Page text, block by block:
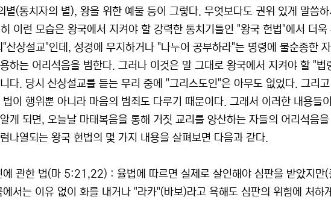
별(통치자의 별), 왕을 위한 예물 등이 그렇다. 무엇보다도 권위 있게 말씀
이런 모습은 왕국에서 지켜야 할 강력한 통치기틀인 "왕국 헌법"에서 더
산상설교"인데, 성경에 무지하거나 "나누어 공부하라"는 명령에 불순종한
하는 어리석음을 범한다. 그러나 이것은 말 그대로 왕국에서 지켜야 할 "
다. 당시 산상설교를 듣는 무리 중에 "그리스도인"은 아무도 없었다. 그리
법이 행위뿐 아니라 마음의 범죄도 다루기 때문이다. 그래서 이러한 내용들
게 되면, 오늘날 마태복음을 통해 거짓 교리를 양산하는 자들의 어리석음
나열되는 왕국 헌법의 몇 가지 내용을 살펴보면 다음과 같다.
에 관한 법(마 5:21,22) : 율법에 따르면 실제로 살인해야 심판을 받았지
에서는 이유 없이 화를 내거나 "라카"(바보)라고 욕해도 심판의 위험에 처하